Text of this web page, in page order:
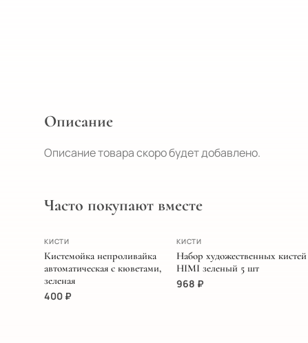
Описание
Описание товара скоро будет добавлено.
Часто покупают вместе
КИСТИ
Кистемойка непроливайка
автоматическая с кюветами,
зеленая
400 ₽
КИСТИ
Набор художественных кистей
HIMI зеленый 5 шт
968 ₽